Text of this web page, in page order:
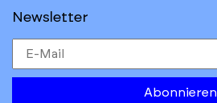
Newsletter
Abonnieren